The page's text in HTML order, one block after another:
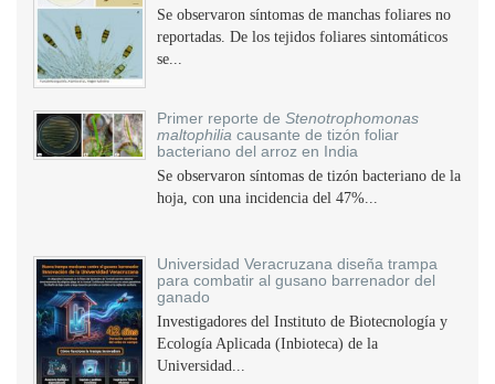
Se observaron síntomas de manchas foliares no
reportadas. De los tejidos foliares sintomáticos
se...
Primer reporte de Stenotrophomonas
maltophilia causante de tizón foliar
bacteriano del arroz en India
Se observaron síntomas de tizón bacteriano de la
hoja, con una incidencia del 47%...
Universidad Veracruzana diseña trampa
para combatir al gusano barrenador del
ganado
Investigadores del Instituto de Biotecnología y
Ecología Aplicada (Inbioteca) de la
Universidad...